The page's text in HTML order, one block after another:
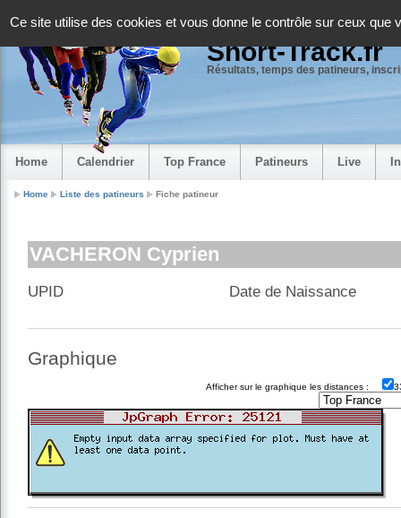
Ce site utilise des cookies et vous donne le contrôle sur ceux que
Short-Track.fr
Résultats, temps des patineurs,
Home Calendrier Top France Patineurs Live
Home Liste des patineurs Fiche patineur
VACHERON Cyprien
UPID Date de Naissance
Graphique
Afficher sur le graphique les distances :